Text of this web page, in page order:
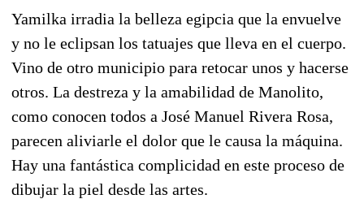
Yamilka irradia la belleza egipcia que la envuelve
y no le eclipsan los tatuajes que lleva en el cuerpo.
Vino de otro municipio para retocar unos y hacerse
otros. La destreza y la amabilidad de Manolito,
como conocen todos a José Manuel Rivera Rosa,
parecen aliviarle el dolor que le causa la máquina.
Hay una fantástica complicidad en este proceso de
dibujar la piel desde las artes.